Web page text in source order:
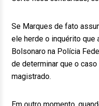
Se Marques de fato
ele herde o inquérito que
Bolsonaro na Polícia
de determinar que o
magistrado.